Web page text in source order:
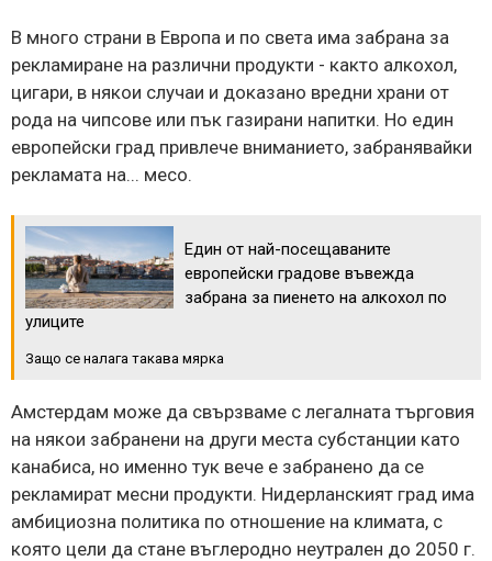
В много страни в Европа и по света има забрана за
рекламиране на различни продукти - както алкохол,
цигари, в някои случаи и доказано вредни храни от
рода на чипсове или пък газирани напитки. Но един
европейски град привлече вниманието, забранявайки
рекламата на... месо.
Един от най-посещаваните
европейски градове въвежда
забрана за пиенето на алкохол по
улиците
Защо се налага такава мярка
Амстердам може да свързваме с легалната търговия
на някои забранени на други места субстанции като
канабиса, но именно тук вече е забранено да се
рекламират месни продукти. Нидерланският град има
амбициозна политика по отношение на климата, с
която цели да стане въглеродно неутрален до 2050 г.